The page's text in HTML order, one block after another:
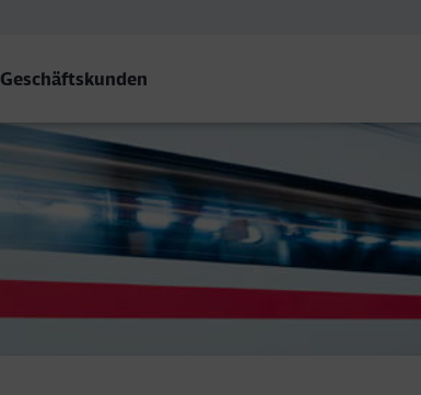
Geschäftskunden